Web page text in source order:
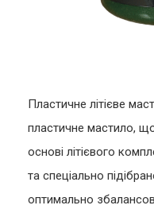
Пластичне літієве
пластичне мастило,
основі літієвого
та спеціально
оптимально